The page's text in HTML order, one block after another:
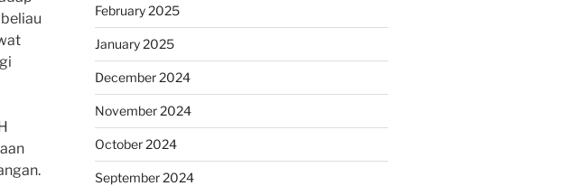
February 2025
January 2025
December 2024
November 2024
October 2024
September 2024